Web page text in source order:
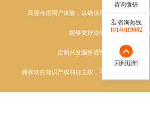
高度考虑用户体验，以确保用户能够轻松、便
能够更好地体现企业的品牌形
定制开发服务通常能够在长期内为
拥有软件知识产权和自主权，可以自主决定使用
咨询热线
18140119082
回到顶部
咨询热线
18140119082
回到顶部